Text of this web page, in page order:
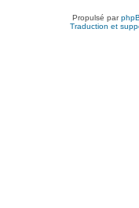
Propulsé par
Traduction et